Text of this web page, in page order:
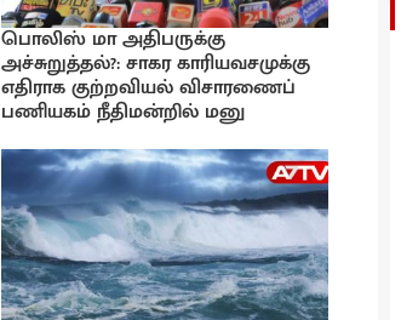
பொலிஸ் மா அதிபருக்கு
அச்சுறுத்தல்?: சாகர காரியவசமுக்கு
எதிராக குற்றவியல் விசாரணைப்
பணியகம் நீதிமன்றில் மனு